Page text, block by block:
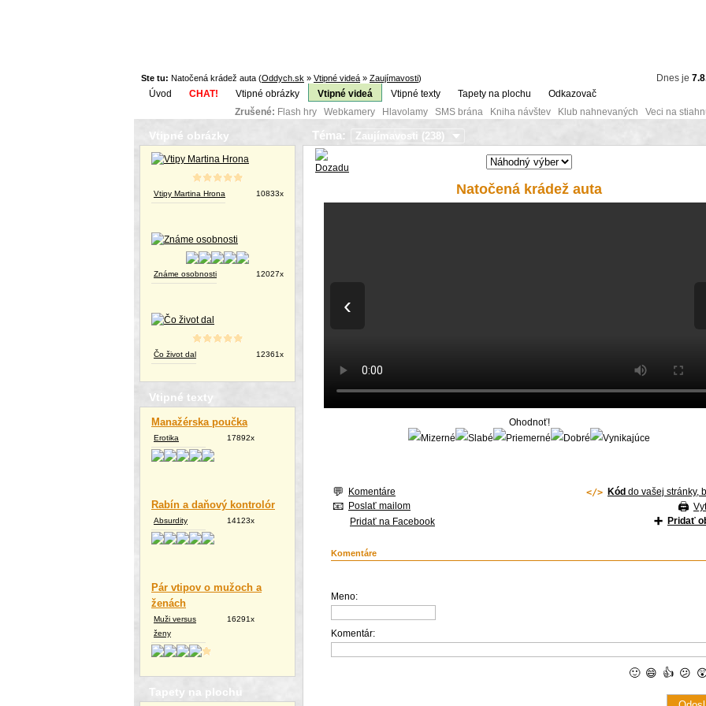
Ste tu: Natočená krádež auta (Oddych.sk » Vtipné videá » Zaujímavosti) Dnes je
Úvod
CHAT! Vtipné obrázky Vtipné videá Vtipné texty Tapety na plochu
Odkazovač
Zrušené: Flash hry Webkamery Hlavolamy SMS brána Kniha návštev Klub nahnevaných Veci na
Vtipné obrázky
Vtipy Martina Hrona 10833x
Známe osobnosti 12027x
Čo život dal 12361x
Vtipné texty
Manažérska poučka
Erotika 17892x
Rabín a daňový kontrolór
Absurdity 14123x
Pár vtipov o mužoch a
ženách
Muži versus
ženy
16291x
Tapety na plochu
Téma:
Natočená krádež auta
‹
Ohodnoť!
Komentáre
Poslať mailom
Pridať na Facebook
Kód do vašej stránky,
Pridať
Komentáre
Meno:
Komentár:
🙂 😄 👍 😕